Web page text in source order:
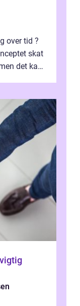
over tid ?
skat
det kan